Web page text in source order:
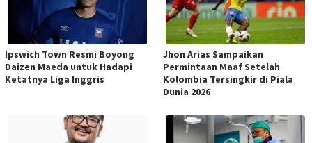
Ipswich Town Resmi Boyong
Daizen Maeda untuk Hadapi
Ketatnya Liga Inggris
Jhon Arias Sampaikan
Permintaan Maaf Setelah
Kolombia Tersingkir di Piala
Dunia 2026